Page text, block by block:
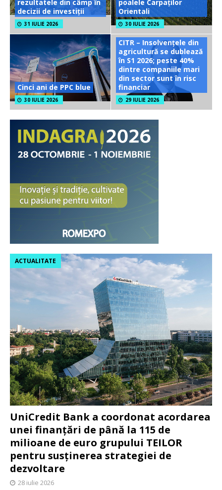
rezultatele din câmp în
decizii de investiții
31 IULIE 2026
poalele Carpaților
Orientali
30 IULIE 2026
Cinci ani de PPC blue
30 IULIE 2026
CITR – Insolvențele din
agricultură se dublează
în S1 2026; peste 40%
dintre companiile mari
din sector sunt în risc
financiar
29 IULIE 2026
UniCredit Bank a coordonat acordarea
unei finanțări de până la 115 de
milioane de euro grupului TEILOR
pentru susținerea strategiei de
dezvoltare
ACTUALITATE
28 iulie 2026